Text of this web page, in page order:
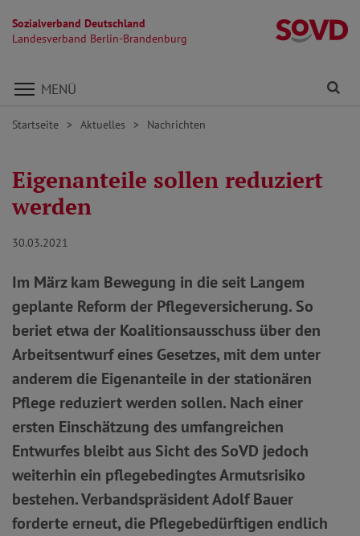
Sozialverband Deutschland
Landesverband Berlin-Brandenburg
Direkt zu den Inhalten springen
MENÜ
Startseite Aktuelles Nachrichten
Eigenanteile sollen reduziert
werden
30.03.2021
Im März kam Bewegung in die seit Langem
geplante Reform der Pflegeversicherung. So
beriet etwa der Koalitionsausschuss über den
Arbeitsentwurf eines Gesetzes, mit dem unter
anderem die Eigenanteile in der stationären
Pflege reduziert werden sollen. Nach einer
ersten Einschätzung des umfangreichen
Entwurfes bleibt aus Sicht des SoVD jedoch
weiterhin ein pflegebedingtes Armutsrisiko
bestehen. Verbandspräsident Adolf Bauer
forderte erneut, die Pflegebedürftigen endlich